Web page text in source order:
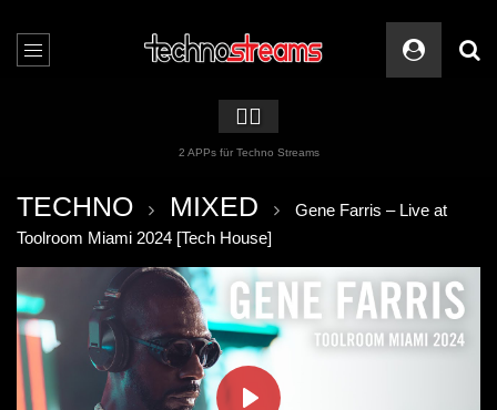
🏳️‍🌈
2 APPs für Techno Streams
TECHNO MIXED
Gene Farris – Live at
Toolroom Miami 2024 [Tech House]